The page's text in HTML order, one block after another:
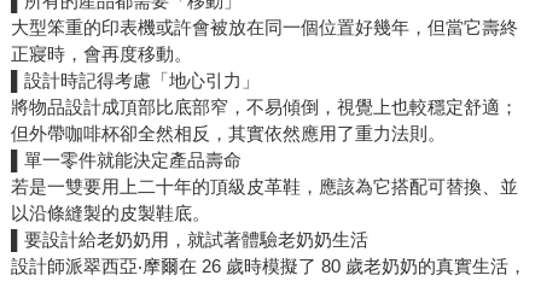
大型笨重的印表機或許會被放在同一個位置好幾年，但當它壽終
正寢時，會再度移動。
▌設計時記得考慮「地心引力」
將物品設計成頂部比底部窄，不易傾倒，視覺上也較穩定舒適；
但外帶咖啡杯卻全然相反，其實依然應用了重力法則。
▌單一零件就能決定產品壽命
若是一雙要用上二十年的頂級皮革鞋，應該為它搭配可替換、並
以沿條縫製的皮製鞋底。
▌要設計給老奶奶用，就試著體驗老奶奶生活
設計師派翠西亞‧摩爾在 26 歲時模擬了 80 歲老奶奶的真實生活，